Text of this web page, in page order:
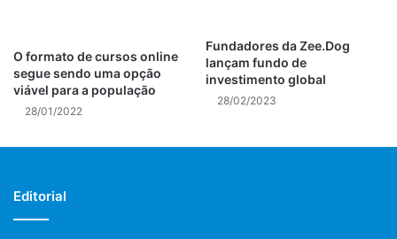
menos num produto, mas dar a chance ao comprador e
vender em quantidade, com lucro no montante.” Conta
Patrick SyncroSeg, como é conhecido atualmente.
Branquelas Brasileiras, Personagens da Marvel, De jogos
Gêmeos do Samba, movimentaram a Avenida Marechal
Fontenelle.
O formato de cursos online
segue sendo uma opção
viável para a população
28/01/2022
Fundadores da Zee.Dog
lançam fundo de
investimento global
28/02/2023
Editorial